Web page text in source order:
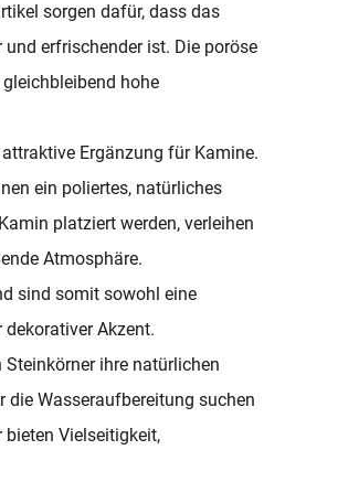
sorgen dafür, dass das
erfrischender ist. Die poröse
hohe
Ergänzung für Kamine.
ein poliertes, natürliches
platziert werden, verleihen
Atmosphäre.
sind somit sowohl eine
Akzent.
ihre natürlichen
die Wasseraufbereitung suchen
Vielseitigkeit,